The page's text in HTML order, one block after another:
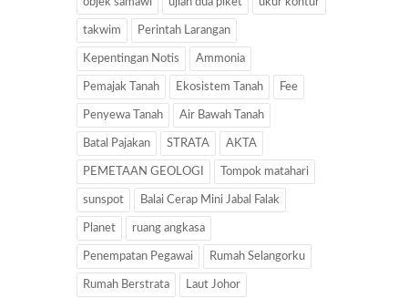
takwim Perintah Larangan
Kepentingan Notis Ammonia
Pemajak Tanah Ekosistem Tanah Fee
Penyewa Tanah Air Bawah Tanah
Batal Pajakan STRATA AKTA
PEMETAAN GEOLOGI Tompok matahari
sunspot Balai Cerap Mini Jabal Falak
Planet ruang angkasa
Penempatan Pegawai Rumah Selangorku
Rumah Berstrata Laut Johor